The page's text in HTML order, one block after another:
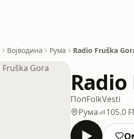
Војводина Рума Radio Fruška
ПопFolkVesti
Рума
105.0